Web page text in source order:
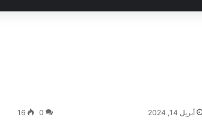
أبريل 14, 2024 0
16